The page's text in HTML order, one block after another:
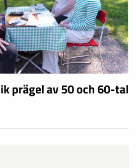
prägel av 50 och 60-tal